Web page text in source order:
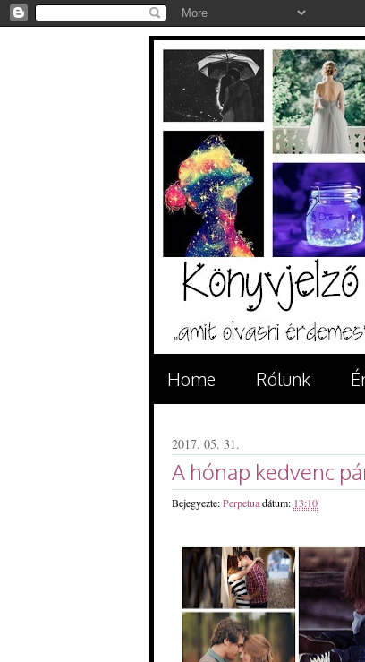
Home Rólunk
2017. 05. 31.
A hónap kedvenc
Bejegyezte:Perpetuadátum: 13:10